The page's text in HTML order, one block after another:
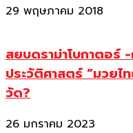
29 พฤษภาคม 2018
สยบดราม่าโบกาตอร์
ประวัติศาสตร์ “มวยไ
วัด?
26 มกราคม 2023